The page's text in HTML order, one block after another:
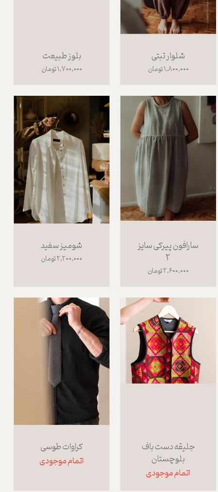
شلوار تبتی
۱,۸۰۰,۰۰۰ تومان
بلوز طبیعت
۱,۷۰۰,۰۰۰ تومان
سارافون پیرکی سایز
2
۲,۶۰۰,۰۰۰ تومان
شومیز سفید
۲,۲۰۰,۰۰۰ تومان
جلیقه دست باف
بلوچستان
اتمام موجودی
کراوات طوسی
اتمام موجودی